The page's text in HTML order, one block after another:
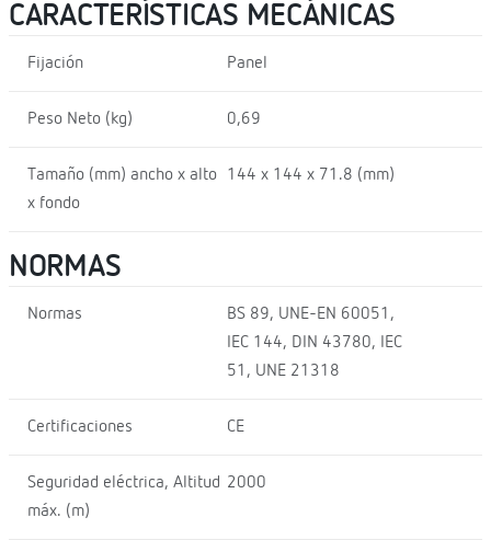
CARACTERÍSTICAS MECÁNICAS
Fijación Panel
Peso Neto (kg) 0,69
Tamaño (mm) ancho x alto
x fondo
144 x 144 x 71.8 (mm)
NORMAS
Normas
BS 89, UNE-EN 60051,
IEC 144, DIN 43780, IEC
51, UNE 21318
Certificaciones CE
Seguridad eléctrica, Altitud
máx. (m)
2000